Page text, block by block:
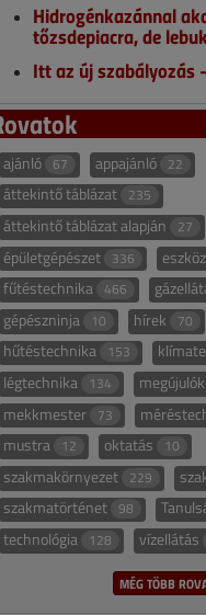
Hidrogénkazánnal
tőzsdepiacra, de
Itt az új szabályozás
ajánló 67 appajánló 22
áttekintő táblázat 235
áttekintő táblázat alapján 27
épületgépészet 336
fűtéstechnika 466
gépészninja 10 hírek 70
hűtéstechnika 153
légtechnika 134 megújulók
mekkmester 73
mustra 12 oktatás 10
szakmakörnyezet 229
szakmatörténet 98
technológia 128 vízellátás
MÉG TÖBB